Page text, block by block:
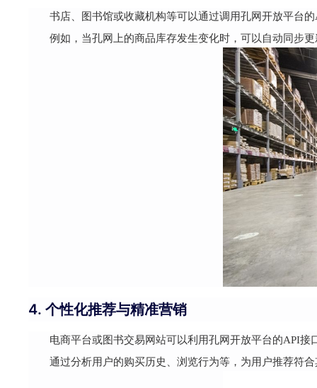
书店、图书馆或收藏机构等可以通过调用孔网开放平台
例如，当孔网上的商品库存发生变化时，可以自动同步
4. 个性化推荐与精准营销
电商平台或图书交易网站可以利用孔网开放平台的API
通过分析用户的购买历史、浏览行为等，为用户推荐符